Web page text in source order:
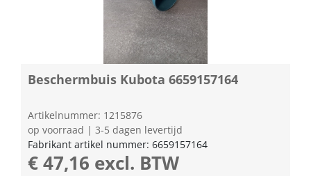
Beschermbuis Kubota 6659157164
Artikelnummer: 1215876
op voorraad | 3-5 dagen levertijd
Fabrikant artikel nummer: 6659157164
€ 47,16 excl. BTW